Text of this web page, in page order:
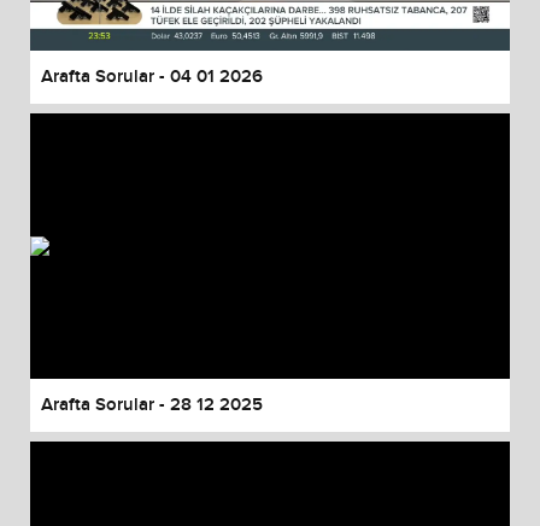
Arafta Sorular - 04 01 2026
Arafta Sorular - 28 12 2025